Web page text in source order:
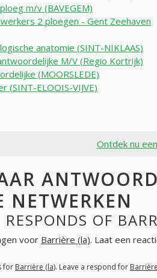
m/v (BAVEGEM)
2 ploegen - Gent Zeehaven
anatomie (SINT-NIKLAAS)
M/V (Regio Kortrijk)
(MOORSLEDE)
(SINT-ELOOIS-VIJVE)
Ontdek nu
NETWERKEN
RESPONDS OF
voor Barrière (la). Laat een
for Barrière (la). Leave a respond for